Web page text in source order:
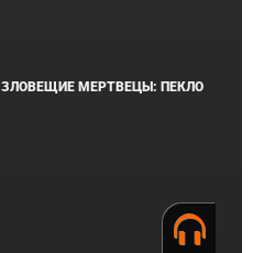
ЗЛОВЕЩИЕ МЕРТВЕЦЫ: ПЕКЛО